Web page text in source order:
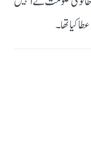
کیا تھا۔